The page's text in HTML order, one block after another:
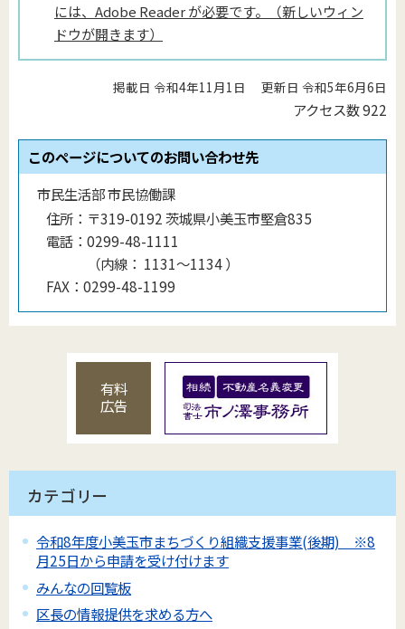
には、Adobe Reader が必要です。（新しいウィン
ドウが開きます）
掲載日 令和4年11月1日 更新日 令和5年6月6日
アクセス数922
このページについてのお問い合わせ先
市民生活部 市民協働課
住所： 〒319-0192 茨城県小美玉市堅倉835
電話： 0299-48-1111
（内線 ： 1131〜1134）
FAX： 0299-48-1199
有料
広告
カテゴリー
令和8年度小美玉市まちづくり組織支援事業(後期) ※8
月25日から申請を受け付けます
みんなの回覧板
区長の情報提供を求める方へ